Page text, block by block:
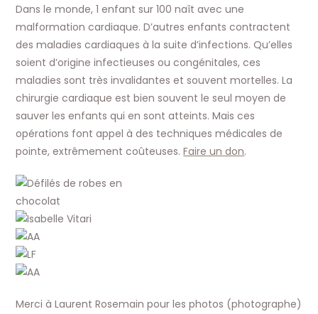
Dans le monde, 1 enfant sur 100 naît avec une
malformation cardiaque. D’autres enfants contractent
des maladies cardiaques à la suite d’infections. Qu’elles
soient d’origine infectieuses ou congénitales, ces
maladies sont très invalidantes et souvent mortelles. La
chirurgie cardiaque est bien souvent le seul moyen de
sauver les enfants qui en sont atteints. Mais ces
opérations font appel à des techniques médicales de
pointe, extrêmement coûteuses.Faire un don.
Merci à Laurent Rosemain pour les photos (photographe)